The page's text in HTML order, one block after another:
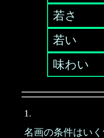
若さ
若い
味わい
1.
名画の条件はいく